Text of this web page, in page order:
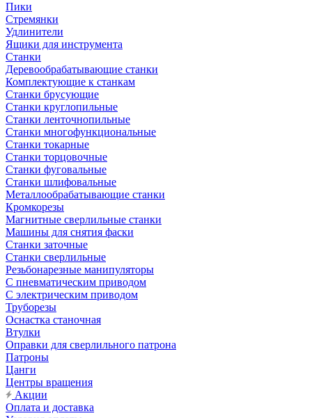
Пики
Стремянки
Удлинители
Ящики для инструмента
Станки
Деревообрабатывающие станки
Комплектующие к станкам
Станки брусующие
Станки круглопильные
Станки ленточнопильные
Станки многофункциональные
Станки токарные
Станки торцовочные
Станки фуговальные
Станки шлифовальные
Металлообрабатывающие станки
Кромкорезы
Магнитные сверлильные станки
Машины для снятия фаски
Станки заточные
Станки сверлильные
Резьбонарезные манипуляторы
С пневматическим приводом
С электрическим приводом
Труборезы
Оснастка станочная
Втулки
Оправки для сверлильного патрона
Патроны
Цанги
Центры вращения
Акции
Оплата и доставка